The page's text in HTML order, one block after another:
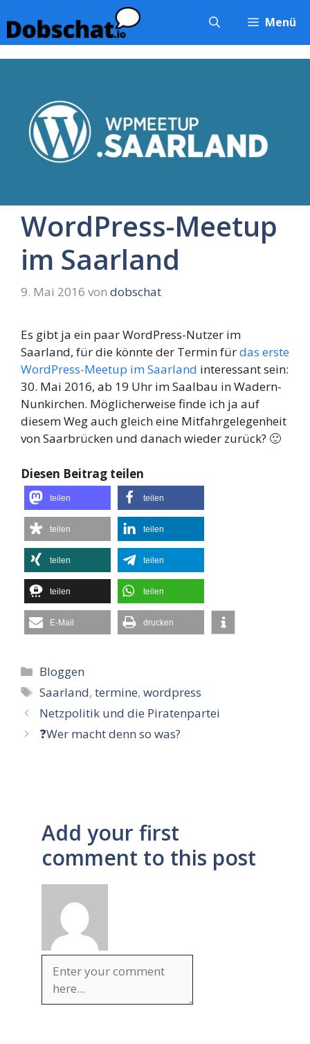
Inhalt
springen
Menü
WordPress-Meetup
im Saarland
9. Mai 2016 von dobschat
Es gibt ja ein paar WordPress-Nutzer im
Saarland, für die könnte der Termin fürdas erste
WordPress-Meetup im Saarland interessant sein:
30. Mai 2016, ab 19 Uhr im Saalbau in Wadern-
Nunkirchen. Möglicherweise finde ich ja auf
diesem Weg auch gleich eine Mitfahrgelegenheit
von Saarbrücken und danach wieder zurück? 🙂
Diesen Beitrag teilen
teilen teilen
teilen teilen
teilen teilen
teilen teilen
E-Mail drucken
Kategorien
Bloggen
Schlagwörter
Saarland,termine,wordpress
Netzpolitik und die Piratenpartei
❓Wer macht denn so was?
Add your first
comment to this post